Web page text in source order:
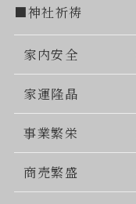
■神社祈祷
家内安全
家運隆晶
事業繁栄
商売繁盛